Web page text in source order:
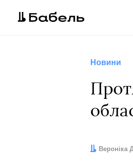
Новини
Автор:
Вероніка